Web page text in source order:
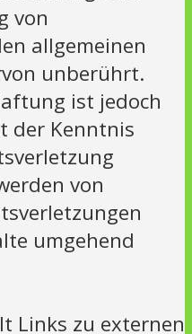
von
allgemeinen
unberührt.
ist jedoch
der Kenntnis
von
umgehend
Links zu externen